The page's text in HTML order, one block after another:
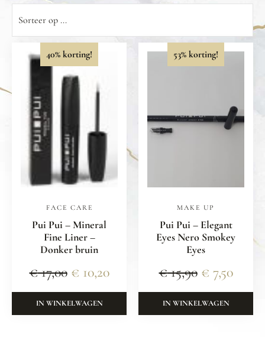
40% korting!
FACE CARE
Pui Pui – Mineral
Fine Liner –
Donker bruin
€17,00 € 10,20
IN WINKELWAGEN
53% korting!
MAKE UP
Pui Pui – Elegant
Eyes Nero Smokey
Eyes
€15,90 € 7,50
IN WINKELWAGEN